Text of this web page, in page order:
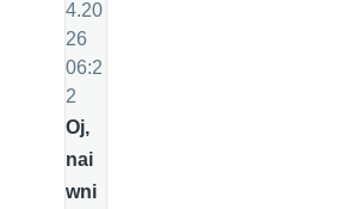
4.20
26
06:2
2
Oj,
nai
wni